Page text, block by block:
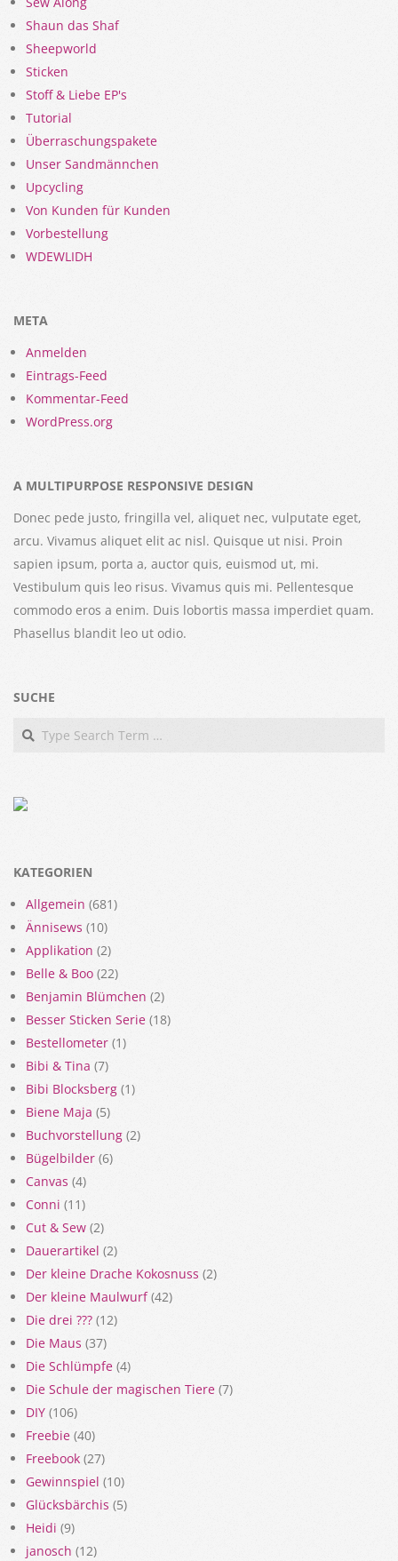
Shaun das Shaf
Sheepworld
Sticken
Stoff & Liebe EP's
Tutorial
Überraschungspakete
Unser Sandmännchen
Upcycling
Von Kunden für Kunden
Vorbestellung
WDEWLIDH
META
Anmelden
Eintrags-Feed
Kommentar-Feed
WordPress.org
A MULTIPURPOSE RESPONSIVE DESIGN
Donec pede justo, fringilla vel, aliquet nec, vulputate eget,
arcu. Vivamus aliquet elit ac nisl. Quisque ut nisi. Proin
sapien ipsum, porta a, auctor quis, euismod ut, mi.
Vestibulum quis leo risus. Vivamus quis mi. Pellentesque
commodo eros a enim. Duis lobortis massa imperdiet quam.
Phasellus blandit leo ut odio.
SUCHE
Search
KATEGORIEN
Allgemein (681)
Ännisews (10)
Applikation (2)
Belle & Boo (22)
Benjamin Blümchen (2)
Besser Sticken Serie (18)
Bestellometer (1)
Bibi & Tina (7)
Bibi Blocksberg (1)
Biene Maja (5)
Buchvorstellung (2)
Bügelbilder (6)
Canvas (4)
Conni (11)
Cut & Sew (2)
Dauerartikel (2)
Der kleine Drache Kokosnuss (2)
Der kleine Maulwurf(42)
Die drei ??? (12)
Die Maus (37)
Die Schlümpfe (4)
Die Schule der magischen Tiere (7)
DIY (106)
Freebie (40)
Freebook (27)
Gewinnspiel (10)
Glücksbärchis (5)
Heidi (9)
janosch (12)